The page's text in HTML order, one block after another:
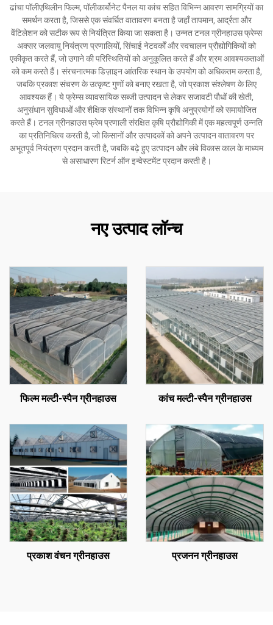
ढांचा पॉलीएथिलीन फिल्म, पॉलीकार्बोनेट पैनल या कांच सहित विभिन्न आवरण सामग्रियों का
समर्थन करता है, जिससे एक संवर्धित वातावरण बनता है जहाँ तापमान, आर्द्रता और
वेंटिलेशन को सटीक रूप से नियंत्रित किया जा सकता है। उन्नत टनल ग्रीनहाउस फ्रेम्स
अक्सर जलवायु नियंत्रण प्रणालियों, सिंचाई नेटवर्कों और स्वचालन प्रौद्योगिकियों को
एकीकृत करते हैं, जो उगाने की परिस्थितियों को अनुकूलित करते हैं और श्रम आवश्यकताओं
को कम करते हैं। संरचनात्मक डिज़ाइन आंतरिक स्थान के उपयोग को अधिकतम करता है,
जबकि प्रकाश संचरण के उत्कृष्ट गुणों को बनाए रखता है, जो प्रकाश संश्लेषण के लिए
आवश्यक हैं। ये फ्रेम्स व्यावसायिक सब्जी उत्पादन से लेकर सजावटी पौधों की खेती,
अनुसंधान सुविधाओं और शैक्षिक संस्थानों तक विभिन्न कृषि अनुप्रयोगों को समायोजित
करते हैं। टनल ग्रीनहाउस फ्रेम प्रणाली संरक्षित कृषि प्रौद्योगिकी में एक महत्वपूर्ण उन्नति
का प्रतिनिधित्व करती है, जो किसानों और उत्पादकों को अपने उत्पादन वातावरण पर
अभूतपूर्व नियंत्रण प्रदान करती है, जबकि बढ़े हुए उत्पादन और लंबे विकास काल के माध्यम
से असाधारण रिटर्न ऑन इन्वेस्टमेंट प्रदान करती है।
नए उत्पाद लॉन्च
फिल्म मल्टी-स्पैन ग्रीनहाउस कांच मल्टी-स्पैन ग्रीनहाउस
प्रकाश वंचन ग्रीनहाउस प्रजनन ग्रीनहाउस